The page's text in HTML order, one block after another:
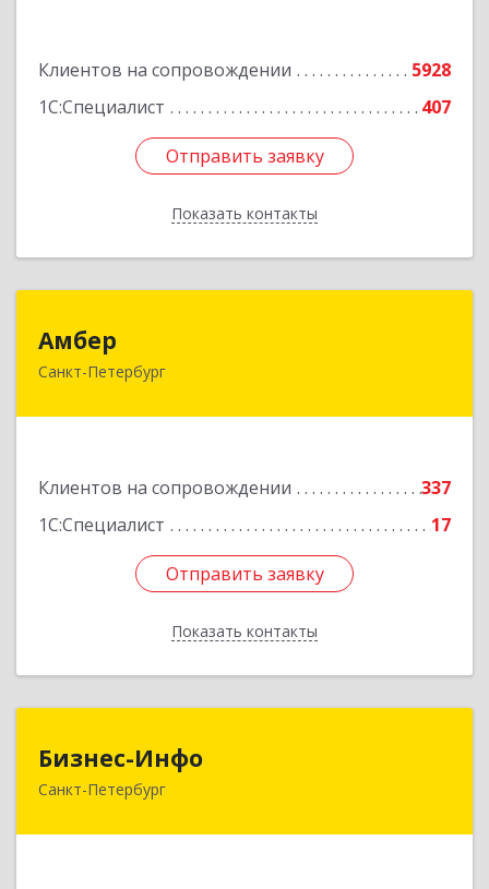
Клиентов на сопровождении
5928
1С:Специалист
407
Отправить заявку
Показать контакты
Отправить заявку
Назад
Амбер
Санкт-Петербург
Клиентов на сопровождении
337
1С:Специалист
17
Отправить заявку
Показать контакты
191119, Санкт-Петербург г, Правды ул, дом №
Отправить заявку
Назад
Бизнес-Инфо
Санкт-Петербург191119, Санкт-Петербург г, Константина